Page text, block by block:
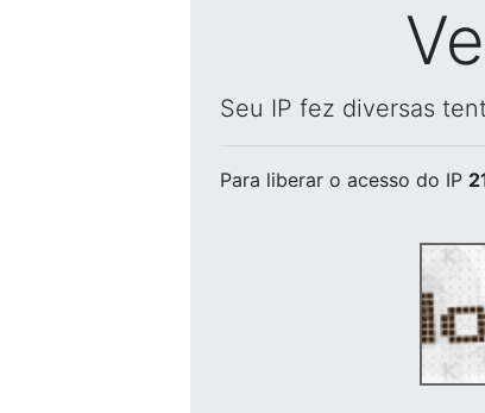
Seu IP fez diversas
Para liberar o acesso do IP